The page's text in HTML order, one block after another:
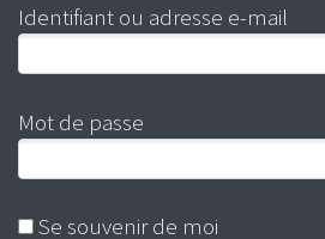
Identifiant ou adresse e-mail
Mot de passe
Se souvenir de moi